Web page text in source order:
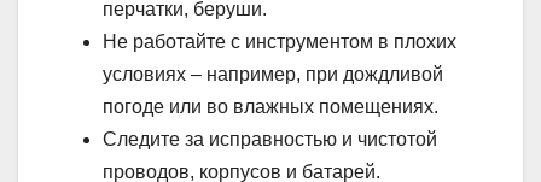
перчатки, беруши.
Не работайте с инструментом в плохих
условиях – например, при дождливой
погоде или во влажных помещениях.
Следите за исправностью и чистотой
проводов, корпусов и батарей.